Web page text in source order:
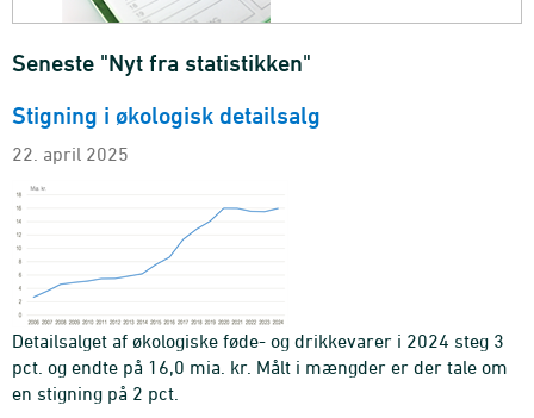
Seneste "Nyt fra statistikken"
Stigning i økologisk detailsalg
22. april 2025
Detailsalget af økologiske føde- og drikkevarer i 2024 steg 3
pct. og endte på 16,0 mia. kr. Målt i mængder er der tale om
en stigning på 2 pct.